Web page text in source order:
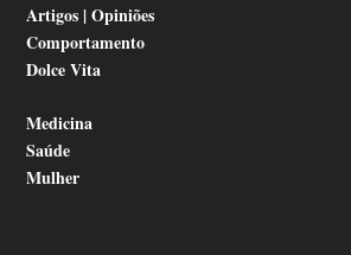
Artigos | Opiniões
Comportamento
Dolce Vita
Medicina
Saúde
Mulher